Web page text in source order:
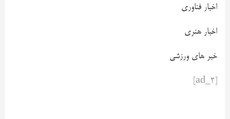
اخبار فناوری
اخبار هنری
خبر های ورزشی